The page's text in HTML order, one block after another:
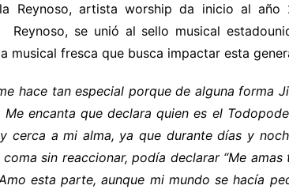
Reynoso, artista worship da inicio al
Reynoso, se unió al sello musical
musical fresca que busca impactar esta
hace tan especial porque de alguna forma
encanta que declara quien es el
cerca a mi alma, ya que durante días y
sin reaccionar, podía declarar “Me amas
esta parte, aunque mi mundo se hacía